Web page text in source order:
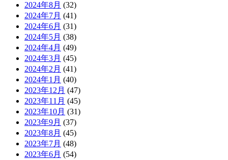
2024年8月 (32)
2024年7月 (41)
2024年6月 (31)
2024年5月 (38)
2024年4月 (49)
2024年3月 (45)
2024年2月 (41)
2024年1月 (40)
2023年12月 (47)
2023年11月 (45)
2023年10月 (31)
2023年9月 (37)
2023年8月 (45)
2023年7月 (48)
2023年6月 (54)